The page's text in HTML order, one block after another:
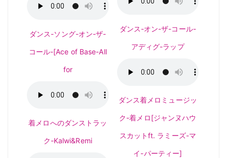
ダンス-ソング-オン-ザ-
コール-[Ace of Base-All
for
着メロへのダンストラッ
ク-Kalwi&Remi
ダンス-オン-ザ-コール-
アディグ-ラップ
ダンス着メロミュージッ
ク-着メロ[ジャンヌハウ
スカットft. ラミーズ-マ
イ-パーティー]